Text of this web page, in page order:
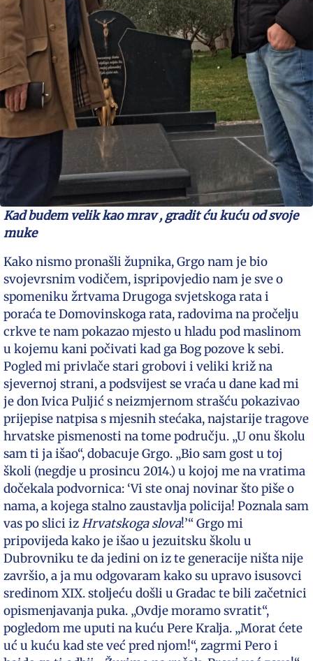
Kad budem velik kao mrav , gradit ću kuću od svoje
muke
Kako nismo pronašli župnika, Grgo nam je bio
svojevrsnim vodičem, ispripovjedio nam je sve o
spomeniku žrtvama Drugoga svjetskoga rata i
poraća te Domovinskoga rata, radovima na pročelju
crkve te nam pokazao mjesto u hladu pod maslinom
u kojemu kani počivati kad ga Bog pozove k sebi.
Pogled mi privlače stari grobovi i veliki križ na
sjevernoj strani, a podsvijest se vraća u dane kad mi
je don Ivica Puljić s neizmjernom strašću pokazivao
prijepise natpisa s mjesnih stećaka, najstarije tragove
hrvatske pismenosti na tome području. „U onu školu
sam ti ja išao“, dobacuje Grgo. „Bio sam gost u toj
školi (negdje u prosincu 2014.) u kojoj me na vratima
dočekala podvornica: ‘Vi ste onaj novinar što piše o
nama, a kojega stalno zaustavlja policija! Poznala sam
vas po slici izHrvatskoga slova!’“ Grgo mi
pripovijeda kako je išao u jezuitsku školu u
Dubrovniku te da jedini on iz te generacije ništa nije
završio, a ja mu odgovaram kako su upravo isusovci
sredinom XIX. stoljeću došli u Gradac te bili začetnici
opismenjavanja puka. „Ovdje moramo svratit“,
pogledom me uputi na kuću Pere Kralja. „Morat ćete
uć u kuću kad ste već pred njom!“, zagrmi Pero i